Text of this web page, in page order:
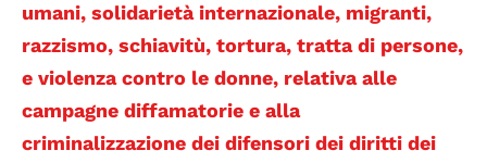
umani, solidarietà internazionale, migranti,
razzismo, schiavitù, tortura, tratta di persone,
e violenza contro le donne, relativa alle
campagne diffamatorie e alla
criminalizzazione dei difensori dei diritti dei